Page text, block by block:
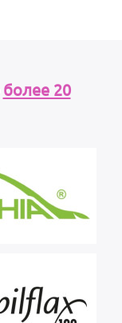
более 20